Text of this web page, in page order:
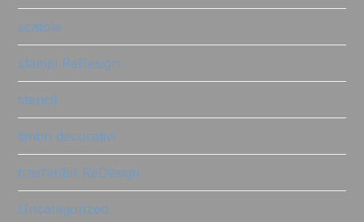
scatole
stampi ReDesign
stencil
timbri decorativi
trasferibili ReDesign
Uncategorized